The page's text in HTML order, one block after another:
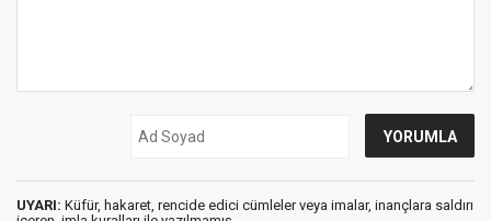
UYARI: Küfür, hakaret, rencide edici cümleler veya imalar, inançlara saldırı